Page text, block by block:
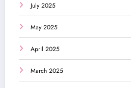
July 2025
May 2025
April 2025
March 2025